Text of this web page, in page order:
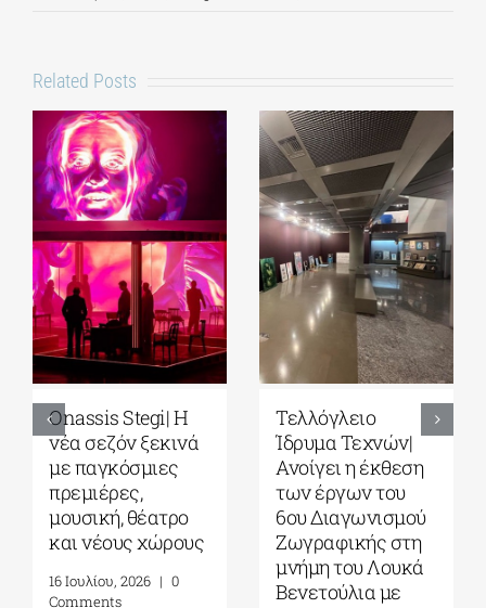
Related Posts
Park your Cinema
– Park your
Cinema Kids|
Σινεμά κάτω από
τα αστέρια στο
Πάρκο Σταύρος
Αύγουστος-
Full Moon
Sleepover παρέα
με το σινεμά του
Στίβεν
Σπίλμπεργκ στο
Κέντρο
Πολιτισμού
Ίδρυμα Σταύρος